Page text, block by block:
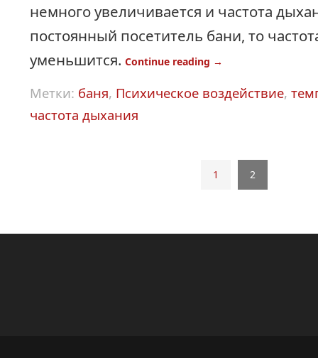
немного увеличивается и частота
постоянный посетитель бани, то
уменьшится. Continue reading →
Метки: баня, Психическое воздействие,
частота дыхания
1 2